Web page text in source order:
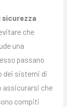
sicurezza
che
una
passano
dei sistemi di
assicurarsi che
compiti